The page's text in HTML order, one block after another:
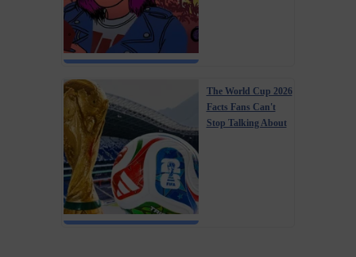
The World Cup 2026
Facts Fans Can't
Stop Talking About